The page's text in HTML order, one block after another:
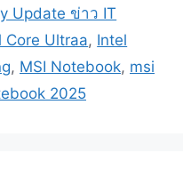
Update ข่าว IT
Core Ultraa, Intel
, MSI Notebook, msi
2025